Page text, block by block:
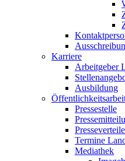
Karriere
Arbeitgeber
Ausbildung
Pressestelle
Termine
Mediathek